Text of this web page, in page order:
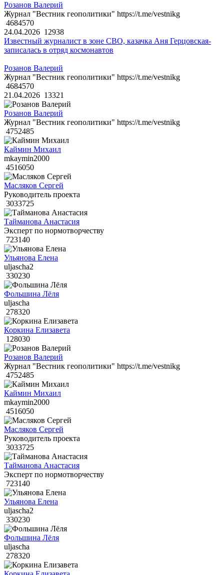
Розанов Валерий
Журнал "Вестник геополитики" https://t.me/vestnikg
4684570
24.04.2026 12938
Известный журналист в зоне СВО, казачка Аня Герцовская-
записалась в отряд космонавтов
Розанов Валерий
Журнал "Вестник геополитики" https://t.me/vestnikg
4684570
21.04.2026 13321
Розанов Валерий
Журнал "Вестник геополитики" https://t.me/vestnikg
4752485
Каймин Михаил
mkaymin2000
4516050
Масляков Сергей
Руководитель проекта
3033725
Тайманова Анастасия
Эксперт по нормотворчеству
723140
Ульянова Елена
uljascha2
330230
Фольшина Лёля
uljascha
278320
Коркина Елизавета
128030
Розанов Валерий
Журнал "Вестник геополитики" https://t.me/vestnikg
4752485
Каймин Михаил
mkaymin2000
4516050
Масляков Сергей
Руководитель проекта
3033725
Тайманова Анастасия
Эксперт по нормотворчеству
723140
Ульянова Елена
uljascha2
330230
Фольшина Лёля
uljascha
278320